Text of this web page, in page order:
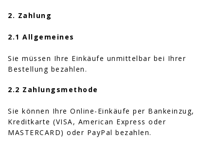
2. Zahlung
2.1 Allgemeines
Sie müssen Ihre Einkäufe unmittelbar bei Ihrer
Bestellung bezahlen.
2.2 Zahlungsmethode
Sie können Ihre Online-Einkäufe per Bankeinzug,
Kreditkarte (VISA, American Express oder
MASTERCARD) oder PayPal bezahlen.